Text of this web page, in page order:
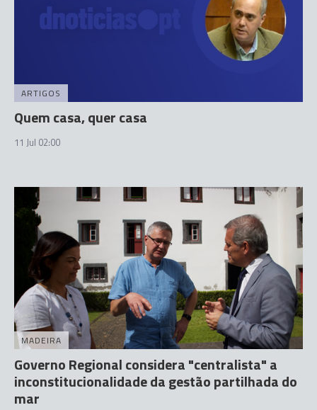
ARTIGOS
Quem casa, quer casa
11 Jul 02:00
MADEIRA
Governo Regional considera "centralista" a
inconstitucionalidade da gestão partilhada do
mar